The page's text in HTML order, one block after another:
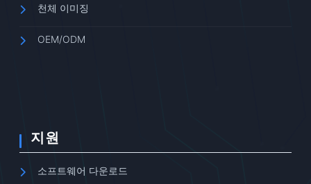
천체 이미징
OEM/ODM
지원
소프트웨어 다운로드